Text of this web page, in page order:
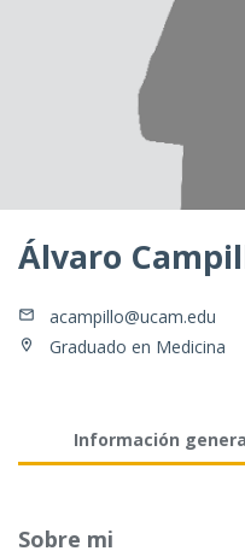
Álvaro
acampillo@ucam.edu
Graduado en Medicina
Información
Sobre mi